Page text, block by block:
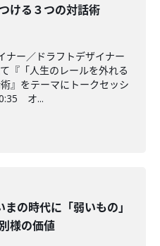
ける３つの対話術
ナー／ドラフトデザイナー
『「人生のレールを外れる
』をテーマにトークセッシ
オ...
まの時代に「弱いもの」
様の価値